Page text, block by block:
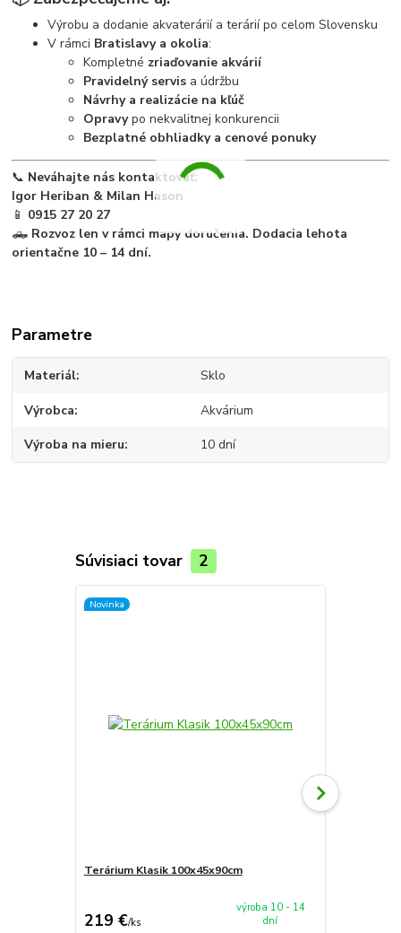
Výrobu a dodanie akvaterárií a terárií po celom Slovensku
V rámci Bratislavy a okolia:
Kompletné zriaďovanie akvárií
Pravidelný servis a údržbu
Návrhy a realizácie na kľúč
Opravypo nekvalitnej konkurencii
Bezplatné obhliadky a cenové ponuky
📞 Neváhajte nás kontaktovať:
Igor Heriban & Milan Hason
📱 0915 27 20 27
🛻 Rozvoz len v rámci mapy doručenia. Dodacia lehota
orientačne 10 – 14 dní.
Parametre
Materiál Sklo
Výrobca Akvárium
Výroba na mieru 10 dní
Súvisiaci tovar 2
Novinka
Terárium Klasik 100x45x90cm
219 €/ks
výroba 10 - 14
dní